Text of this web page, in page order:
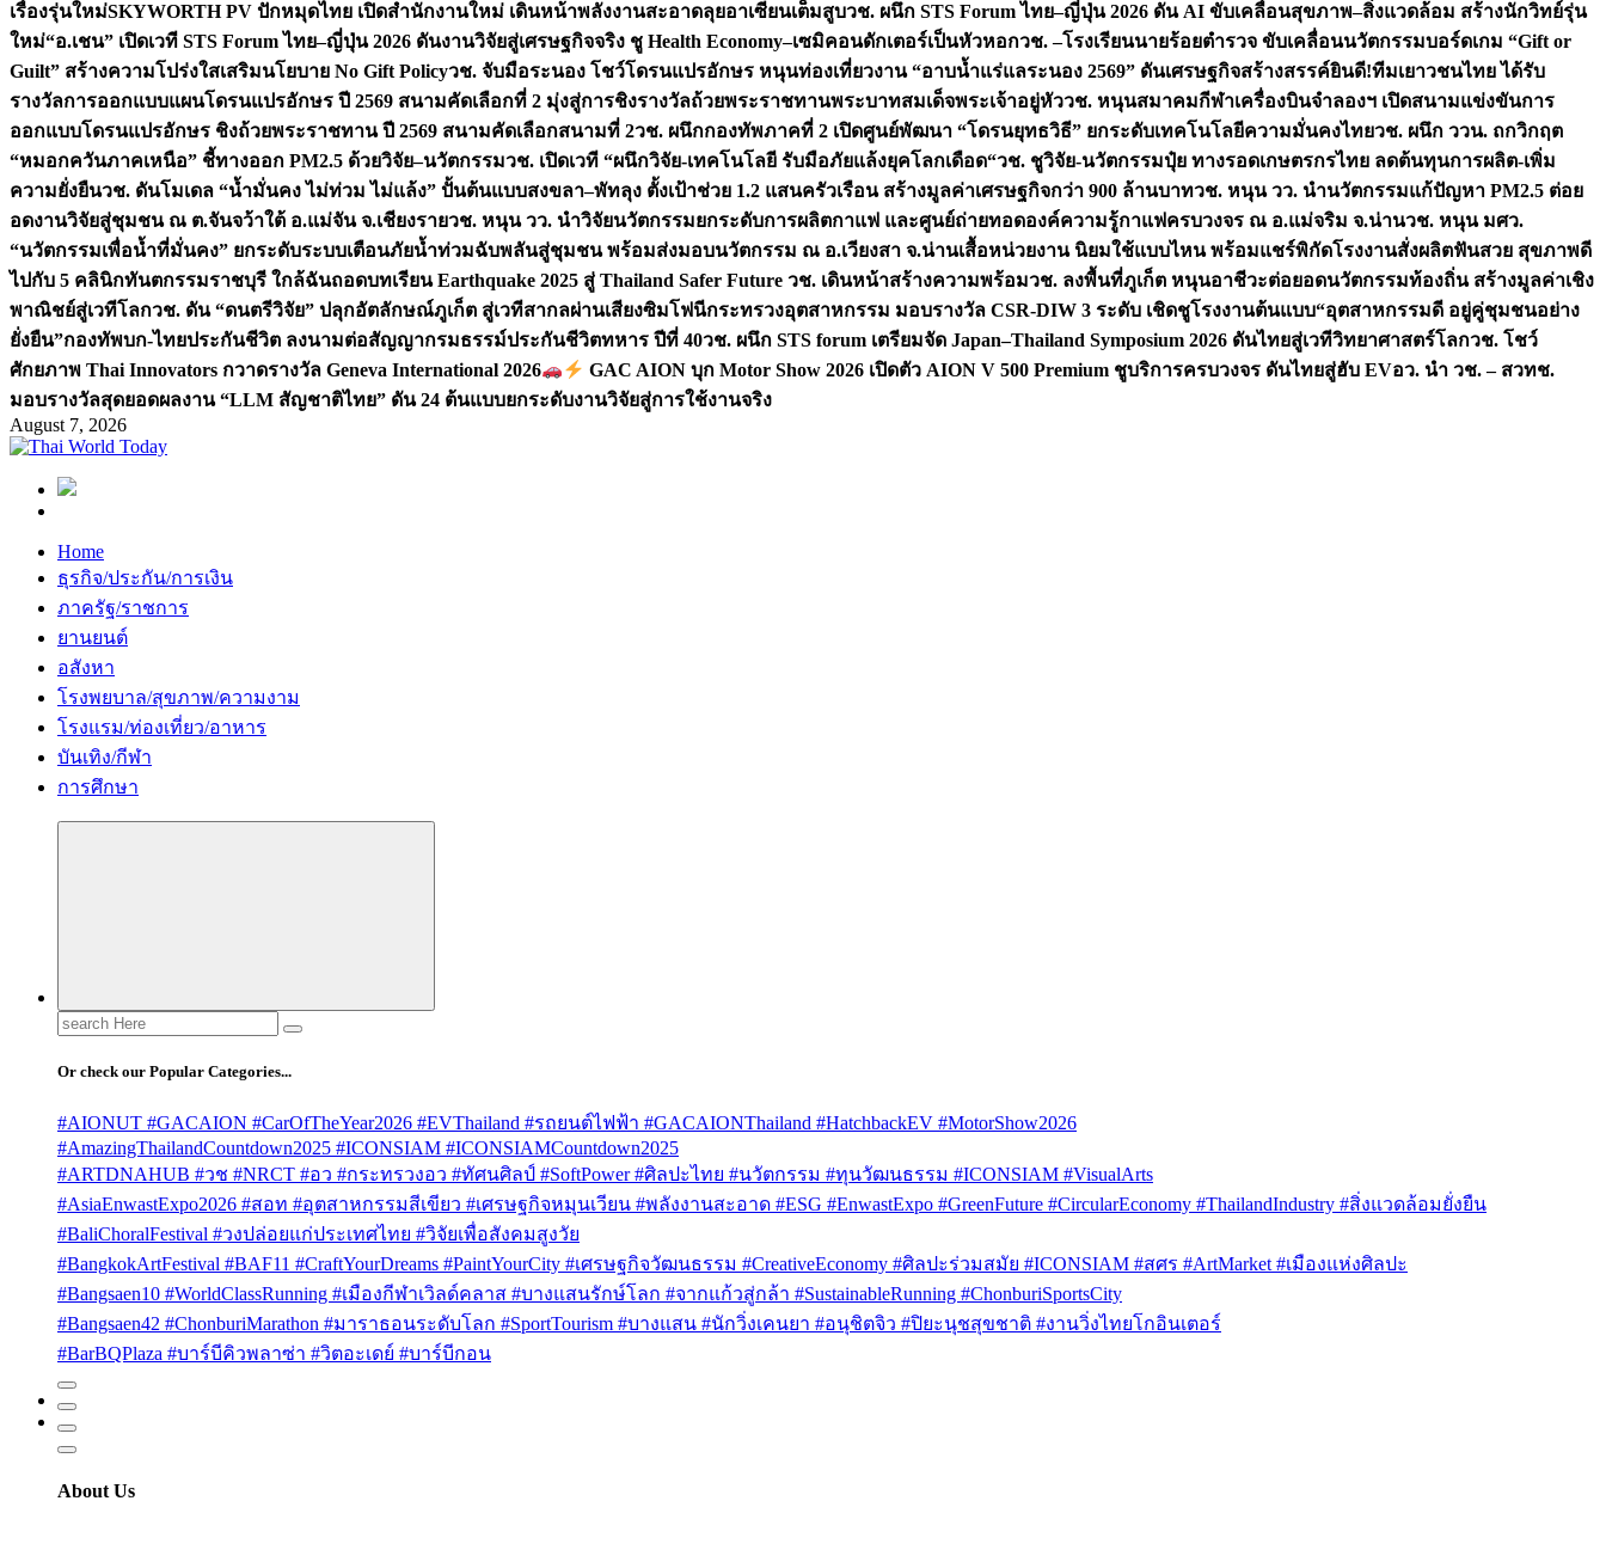
เรื่องรุ่นใหม่SKYWORTH PV ปักหมุดไทย เปิดสำนักงานใหม่ เดินหน้าพลังงานสะอาดลุยอาเซียนเต็มสูบวช. ผนึก STS Forum ไทย–ญี่ปุ่น 2026 ดัน AI ขับเคลื่อนสุขภาพ–สิ่งแวดล้อม สร้างนักวิทย์รุ่น
ใหม่“อ.เชน” เปิดเวที STS Forum ไทย–ญี่ปุ่น 2026 ดันงานวิจัยสู่เศรษฐกิจจริง ชู Health Economy–เซมิคอนดักเตอร์เป็นหัวหอกวช. –โรงเรียนนายร้อยตำรวจ ขับเคลื่อนนวัตกรรมบอร์ดเกม “Gift or
Guilt” สร้างความโปร่งใสเสริมนโยบาย No Gift Policyวช. จับมือระนอง โชว์โดรนแปรอักษร หนุนท่องเที่ยวงาน “อาบน้ำแร่แลระนอง 2569” ดันเศรษฐกิจสร้างสรรค์ยินดี!ทีมเยาวชนไทย ได้รับ
รางวัลการออกแบบแผนโดรนแปรอักษร ปี 2569 สนามคัดเลือกที่ 2 มุ่งสู่การชิงรางวัลถ้วยพระราชทานพระบาทสมเด็จพระเจ้าอยู่หัววช. หนุนสมาคมกีฬาเครื่องบินจำลองฯ เปิดสนามแข่งขันการ
ออกแบบโดรนแปรอักษร ชิงถ้วยพระราชทาน ปี 2569 สนามคัดเลือกสนามที่ 2วช. ผนึกกองทัพภาคที่ 2 เปิดศูนย์พัฒนา “โดรนยุทธวิธี” ยกระดับเทคโนโลยีความมั่นคงไทยวช. ผนึก ววน. ถกวิกฤต
“หมอกควันภาคเหนือ” ชี้ทางออก PM2.5 ด้วยวิจัย–นวัตกรรมวช. เปิดเวที “ผนึกวิจัย-เทคโนโลยี รับมือภัยแล้งยุคโลกเดือด“วช. ชูวิจัย-นวัตกรรมปุ๋ย ทางรอดเกษตรกรไทย ลดต้นทุนการผลิต-เพิ่ม
ความยั่งยืนวช. ดันโมเดล “น้ำมั่นคง ไม่ท่วม ไม่แล้ง” ปั้นต้นแบบสงขลา–พัทลุง ตั้งเป้าช่วย 1.2 แสนครัวเรือน สร้างมูลค่าเศรษฐกิจกว่า 900 ล้านบาทวช. หนุน วว. นำนวัตกรรมแก้ปัญหา PM2.5 ต่อย
อดงานวิจัยสู่ชุมชน ณ ต.จันจว้าใต้ อ.แม่จัน จ.เชียงรายวช. หนุน วว. นำวิจัยนวัตกรรมยกระดับการผลิตกาแฟ และศูนย์ถ่ายทอดองค์ความรู้กาแฟครบวงจร ณ อ.แม่จริม จ.น่านวช. หนุน มศว.
“นวัตกรรมเพื่อน้ำที่มั่นคง” ยกระดับระบบเตือนภัยน้ำท่วมฉับพลันสู่ชุมชน พร้อมส่งมอบนวัตกรรม ณ อ.เวียงสา จ.น่านเสื้อหน่วยงาน นิยมใช้แบบไหน พร้อมแชร์พิกัดโรงงานสั่งผลิตฟันสวย สุขภาพดี
ไปกับ 5 คลินิกทันตกรรมราชบุรี ใกล้ฉันถอดบทเรียน Earthquake 2025 สู่ Thailand Safer Future วช. เดินหน้าสร้างความพร้อมวช. ลงพื้นที่ภูเก็ต หนุนอาชีวะต่อยอดนวัตกรรมท้องถิ่น สร้างมูลค่าเชิง
พาณิชย์สู่เวทีโลกวช. ดัน “ดนตรีวิจัย” ปลุกอัตลักษณ์ภูเก็ต สู่เวทีสากลผ่านเสียงซิมโฟนีกระทรวงอุตสาหกรรม มอบรางวัล CSR-DIW 3 ระดับ เชิดชูโรงงานต้นแบบ“อุตสาหกรรมดี อยู่คู่ชุมชนอย่าง
ยั่งยืน”กองทัพบก-ไทยประกันชีวิต ลงนามต่อสัญญากรมธรรม์ประกันชีวิตทหาร ปีที่ 40วช. ผนึก STS forum เตรียมจัด Japan–Thailand Symposium 2026 ดันไทยสู่เวทีวิทยาศาสตร์โลกวช. โชว์
ศักยภาพ Thai Innovators กวาดรางวัล Geneva International 2026
GAC AION บุก Motor Show 2026 เปิดตัว AION V 500 Premium ชูบริการครบวงจร ดันไทยสู่ฮับ EVอว. นำ วช. – สวทช.
มอบรางวัลสุดยอดผลงาน “LLM สัญชาติไทย” ดัน 24 ต้นแบบยกระดับงานวิจัยสู่การใช้งานจริง
August 7, 2026
Home
ธุรกิจ/ประกัน/การเงิน
ภาครัฐ/ราชการ
ยานยนต์
อสังหา
โรงพยบาล/สุขภาพ/ความงาม
โรงแรม/ท่องเที่ยว/อาหาร
บันเทิง/กีฬา
การศึกษา
Search
for:
Or check our Popular Categories...
#AIONUT #GACAION #CarOfTheYear2026 #EVThailand #รถยนต์ไฟฟ้า #GACAIONThailand #HatchbackEV #MotorShow2026
#AmazingThailandCountdown2025 #ICONSIAM #ICONSIAMCountdown2025
#ARTDNAHUB #วช #NRCT #อว #กระทรวงอว #ทัศนศิลป์ #SoftPower #ศิลปะไทย #นวัตกรรม #ทุนวัฒนธรรม #ICONSIAM #VisualArts
#AsiaEnwastExpo2026 #สอท #อุตสาหกรรมสีเขียว #เศรษฐกิจหมุนเวียน #พลังงานสะอาด #ESG #EnwastExpo #GreenFuture #CircularEconomy #ThailandIndustry #สิ่งแวดล้อมยั่งยืน
#BaliChoralFestival #วงปล่อยแก่ประเทศไทย #วิจัยเพื่อสังคมสูงวัย
#BangkokArtFestival #BAF11 #CraftYourDreams #PaintYourCity #เศรษฐกิจวัฒนธรรม #CreativeEconomy #ศิลปะร่วมสมัย #ICONSIAM #สศร #ArtMarket #เมืองแห่งศิลปะ
#Bangsaen10 #WorldClassRunning #เมืองกีฬาเวิลด์คลาส #บางแสนรักษ์โลก #จากแก้วสู่กล้า #SustainableRunning #ChonburiSportsCity
#Bangsaen42 #ChonburiMarathon #มาราธอนระดับโลก #SportTourism #บางแสน #นักวิ่งเคนยา #อนุชิตจิว #ปิยะนุชสุขชาติ #งานวิ่งไทยโกอินเตอร์
#BarBQPlaza #บาร์บีคิวพลาซ่า #วิตอะเดย์ #บาร์บีกอน
About Us